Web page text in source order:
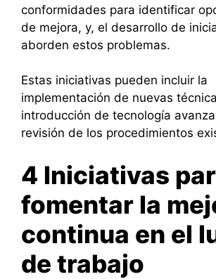
conformidades para identificar
de mejora, y, el desarrollo de
aborden estos problemas.
Estas iniciativas pueden incluir la
implementación de nuevas
introducción de tecnología
revisión de los procedimientos
4 Iniciativas
fomentar la
continua en el
de trabajo